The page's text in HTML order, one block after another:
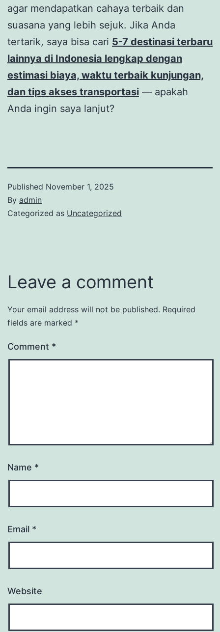
agar mendapatkan cahaya terbaik dan
suasana yang lebih sejuk. Jika Anda
tertarik, saya bisa cari 5-7 destinasi terbaru
lainnya di Indonesia lengkap dengan
estimasi biaya, waktu terbaik kunjungan,
dan tips akses transportasi — apakah
Anda ingin saya lanjut?
Published November 1, 2025
By admin
Categorized as Uncategorized
Leave a comment
Your email address will not be published. Required
fields are marked *
Comment *
Name *
Email *
Website